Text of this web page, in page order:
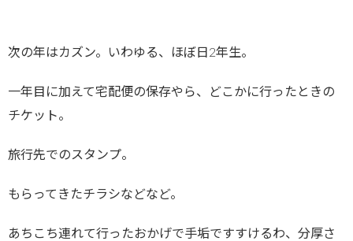
次の年はカズン。いわゆる、ほぼ日2年生。
一年目に加えて宅配便の保存やら、どこかに行ったときの
チケット。
旅行先でのスタンプ。
もらってきたチラシなどなど。
あちこち連れて行ったおかげで手垢ですすけるわ、分厚さ